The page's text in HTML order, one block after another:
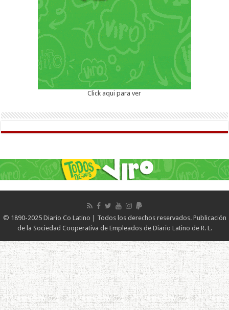
Click aqui para ver
© 1890-2025 Diario Co Latino | Todos los derechos reservados. Publicación
de la Sociedad Cooperativa de Empleados de Diario Latino de R. L.